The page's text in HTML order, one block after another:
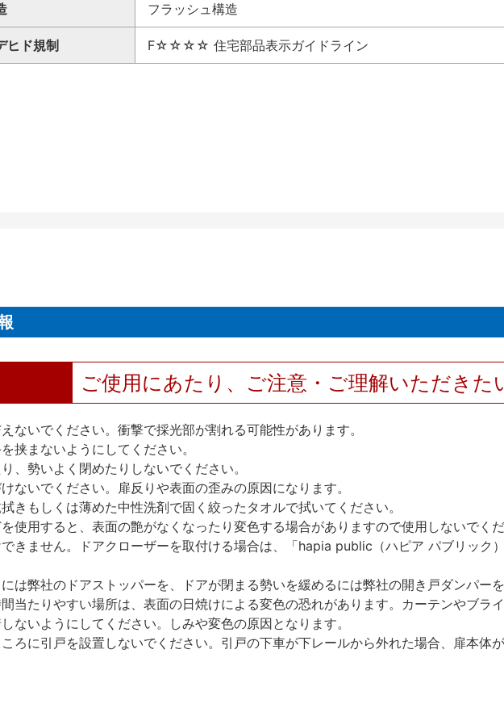
フラッシュ構造
ヒド規制 F☆☆☆☆ 住宅部品表示ガイドライン
ご使用にあたり、ご注意・ご理解いただきた
ないでください。衝撃で採光部が割れる可能性があります。
挟まないようにしてください。
、勢いよく閉めたりしないでください。
ないでください。扉反りや表面の歪みの原因になります。
きもしくは薄めた中性洗剤で固く絞ったタオルで拭いてください。
使用すると、表面の艶がなくなったり変色する場合がありますので使用しないでく
きません。ドアクローザーを取付ける場合は、「hapia public（ハピア パブリック
は弊社のドアストッパーを、ドアが閉まる勢いを緩めるには弊社の開き戸ダンパー
当たりやすい場所は、表面の日焼けによる変色の恐れがあります。カーテンやブラ
ないようにしてください。しみや変色の原因となります。
ろに引戸を設置しないでください。引戸の下車が下レールから外れた場合、扉本体